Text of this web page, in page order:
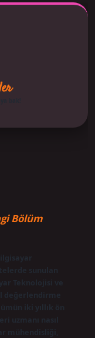
bak!
Bölüm
sunulan
Teknolojisi ve
değerlendirme
iki yıllık ön
uzmanı nasıl
mühendisliği,